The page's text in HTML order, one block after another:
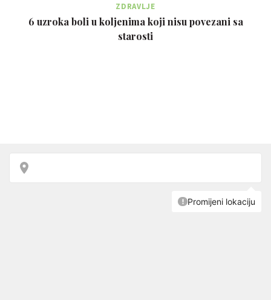
ZDRAVLJE
6 uzroka boli u koljenima koji nisu povezani sa
starosti